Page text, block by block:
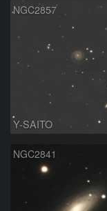
NGC2857
Y-SAITO
NGC2841